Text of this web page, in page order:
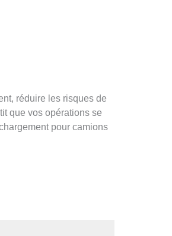
réduire les risques de
que vos opérations se
pour camions